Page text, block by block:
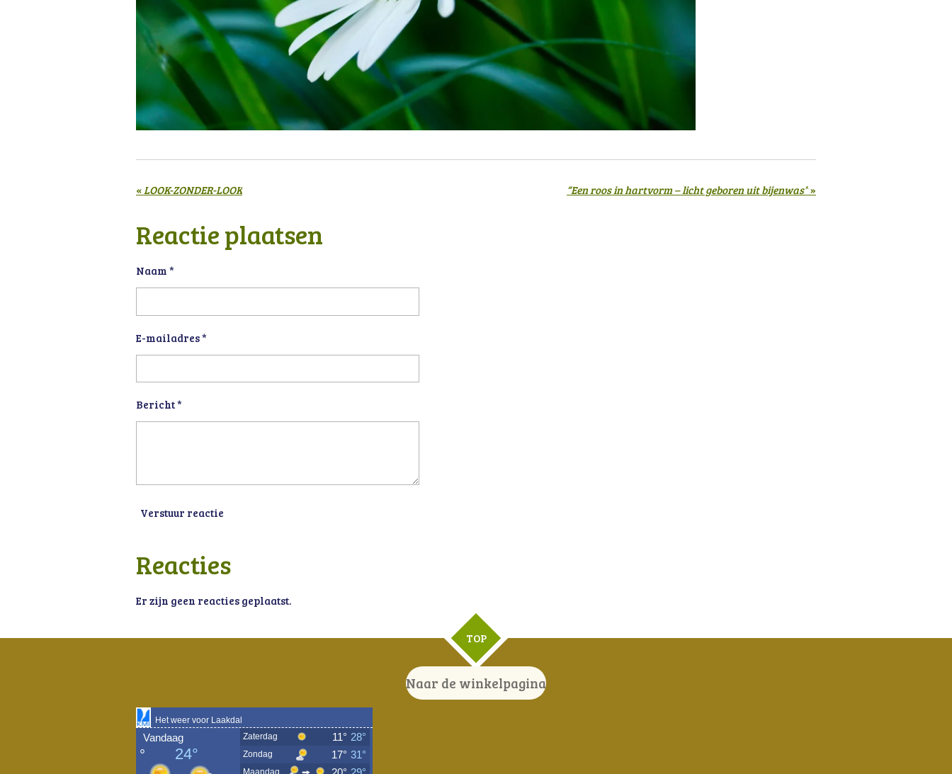
« LOOK-ZONDER-LOOK “Een roos in hartvorm – licht geboren uit bijenwas”»
Reactie plaatsen
Naam *
E-mailadres *
Bericht *
Verstuur reactie
Reacties
Er zijn geen reacties geplaatst.
TOP
Naar de winkelpagina